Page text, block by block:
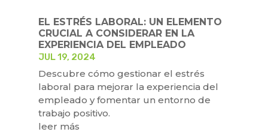
EL ESTRÉS LABORAL: UN ELEMENTO
CRUCIAL A CONSIDERAR EN LA
EXPERIENCIA DEL EMPLEADO
JUL 19, 2024
Descubre cómo gestionar el estrés
laboral para mejorar la experiencia del
empleado y fomentar un entorno de
trabajo positivo.
leer más